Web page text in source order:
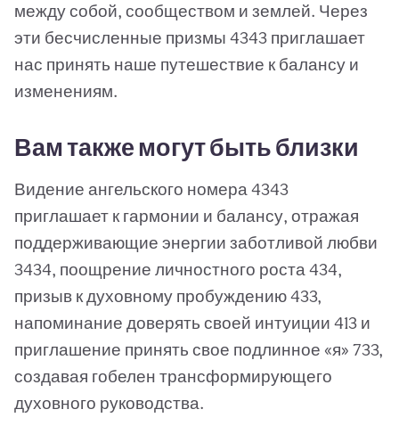
между собой, сообществом и землей. Через
эти бесчисленные призмы 4343 приглашает
нас принять наше путешествие к балансу и
изменениям.
Вам также могут быть близки
Видение ангельского номера 4343
приглашает к гармонии и балансу, отражая
поддерживающие энергии заботливой любви
3434, поощрение личностного роста 434,
призыв к духовному пробуждению 433,
напоминание доверять своей интуиции 413 и
приглашение принять свое подлинное «я» 733,
создавая гобелен трансформирующего
духовного руководства.